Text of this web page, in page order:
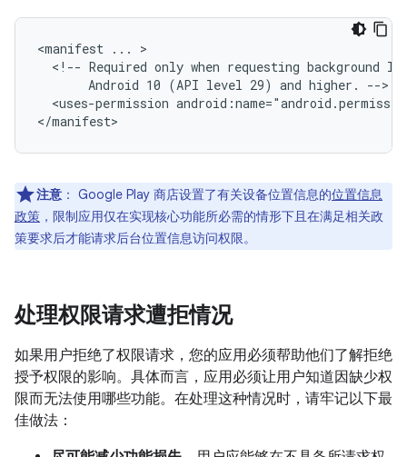
<manifest ...
<!-- Required only when requesting background
Android 10 (API level 29) and higher.
<uses-permission
注意 ： Google Play 商店设置了有关设备位置信息的位置信息
政策 ，限制应用仅在实现核心功能所必需的情形下且在满足相关政
策要求后才能请求后台位置信息访问权限。
处理权限请求遭拒情况
如果用户拒绝了权限请求，您的应用必须帮助他们了解拒绝
授予权限的影响。具体而言，应用必须让用户知道因缺少权
限而无法使用哪些功能。在处理这种情况时，请牢记以下最
佳做法：